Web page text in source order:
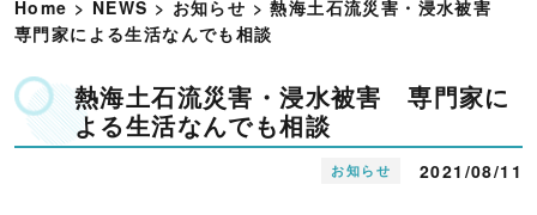
Home > NEWS > お知らせ >熱海土石流災害・浸水被害
専門家による生活なんでも相談
熱海土石流災害・浸水被害 専門家に
よる生活なんでも相談
お知らせ 2021/08/11